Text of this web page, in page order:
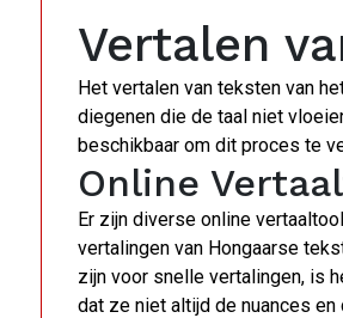
Vertalen
Het vertalen van teksten van
diegenen die de taal niet
beschikbaar om dit proces te
Online
Er zijn diverse online
vertalingen van Hongaarse
zijn voor snelle vertalingen, is
dat ze niet altijd de nuances